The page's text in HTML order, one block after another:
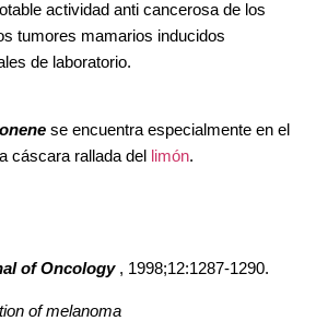
actividad anti cancerosa de los
tumores mamarios inducidos
de laboratorio.
se encuentra especialmente en el
cáscara rallada del
limón.
of Oncology , 1998;12:1287-1290.
of melanoma